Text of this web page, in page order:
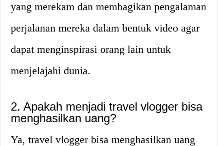
yang merekam dan membagikan pengalaman
perjalanan mereka dalam bentuk video agar
dapat menginspirasi orang lain untuk
menjelajahi dunia.
2. Apakah menjadi travel vlogger bisa
menghasilkan uang?
Ya, travel vlogger bisa menghasilkan uang